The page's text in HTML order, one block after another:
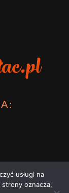
usługi na
oznacza,